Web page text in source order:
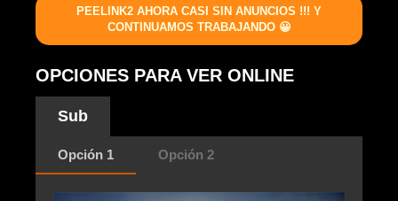
PEELINK2 AHORA CASI SIN ANUNCIOS !!! Y
CONTINUAMOS TRABAJANDO 😀
OPCIONES PARA VER ONLINE
Sub
Opción 1 Opción 2